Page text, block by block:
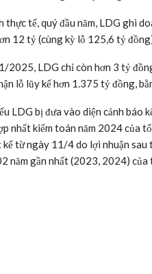
tăng phi mã diễn ra trong bối
11/2023, ông Nguyễn Khánh
tới việc bị khởi tố và xét xử vào
bị buộc hoàn trả toàn bộ
2024, LDG còn bị TAND tỉnh
2025 với mục tiêu doanh thu
hoặc thoái vốn. Trước đó,